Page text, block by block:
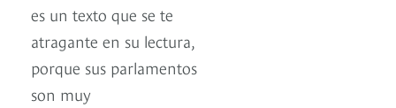
es un texto que se te
atragante en su lectura,
porque sus parlamentos
son muy